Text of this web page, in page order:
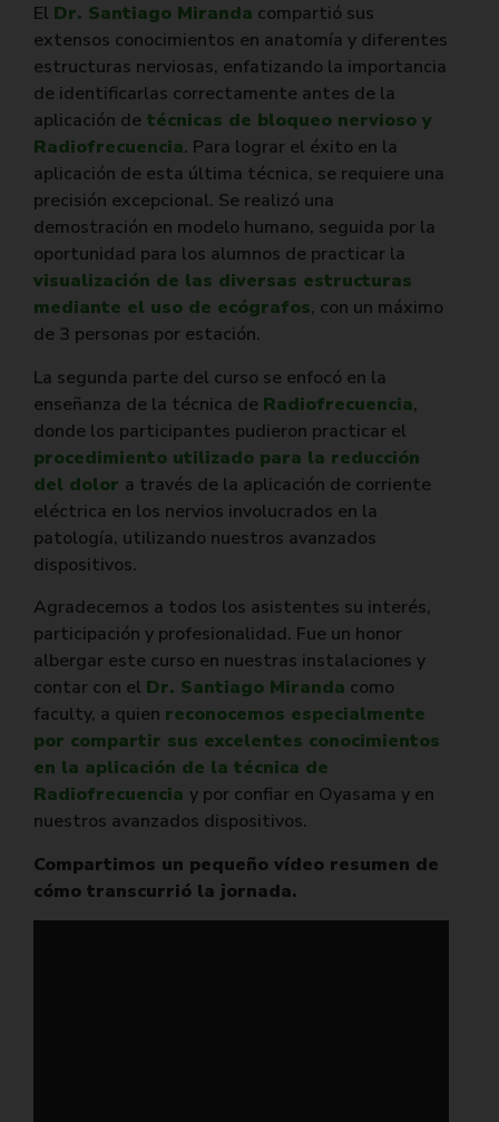
El Dr. Santiago Miranda compartió sus
extensos conocimientos en anatomía y diferentes
estructuras nerviosas, enfatizando la importancia
de identificarlas correctamente antes de la
aplicación de técnicas de bloqueo nervioso y
Radiofrecuencia. Para lograr el éxito en la
aplicación de esta última técnica, se requiere una
precisión excepcional. Se realizó una
demostración en modelo humano, seguida por la
oportunidad para los alumnos de practicar la
visualización de las diversas estructuras
mediante el uso de ecógrafos, con un máximo
de 3 personas por estación.
La segunda parte del curso se enfocó en la
enseñanza de la técnica de Radiofrecuencia,
donde los participantes pudieron practicar el
procedimiento utilizado para la reducción
del dolor a través de la aplicación de corriente
eléctrica en los nervios involucrados en la
patología, utilizando nuestros avanzados
dispositivos.
Agradecemos a todos los asistentes su interés,
participación y profesionalidad. Fue un honor
albergar este curso en nuestras instalaciones y
contar con el Dr. Santiago Miranda como
faculty, a quien reconocemos especialmente
por compartir sus excelentes conocimientos
en la aplicación de la técnica de
Radiofrecuencia y por confiar en Oyasama y en
nuestros avanzados dispositivos.
Compartimos un pequeño vídeo resumen de
cómo transcurrió la jornada.